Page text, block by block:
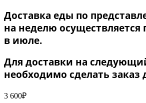
Доставка еды по
на неделю осуществляется
в июле.
Для доставки на
необходимо сделать заказ
3 600₽